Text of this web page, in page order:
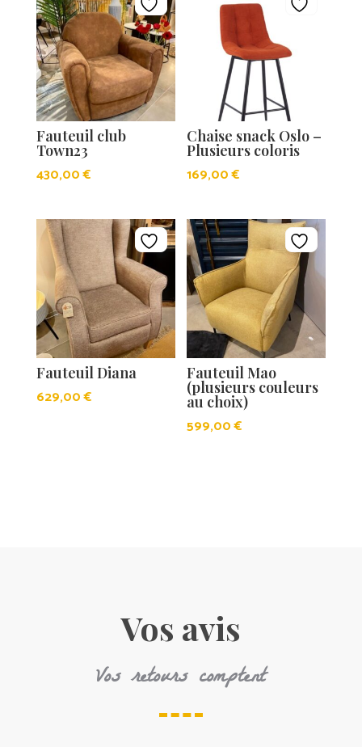
Fauteuil club
Town23
430,00€
Chaise snack Oslo –
Plusieurs coloris
169,00€
Fauteuil Diana
629,00€
Fauteuil Mao
(plusieurs couleurs
au choix)
599,00€
Vos avis
Vos retours comptent